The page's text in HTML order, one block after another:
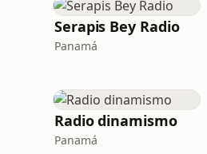
Serapis Bey Radio
Panamá
Radio dinamismo
Panamá